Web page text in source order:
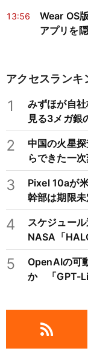
13:56
Wear OS
アプリを
アクセスランキ
1
みずほが自
見る3メガ銀
2
中国の火星
らできた一
3
Pixel 10aが
幹部は期限
4
スケジュー
NASA「
5
OpenAIの可
か 「GPT-